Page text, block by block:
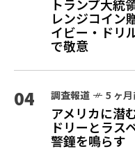
トランプ大統
レンジコイン
イビー・ドリ
で敬意
04 調査報道 5 ヶ
アメリカに潜
ドリーとラス
警鐘を鳴らす